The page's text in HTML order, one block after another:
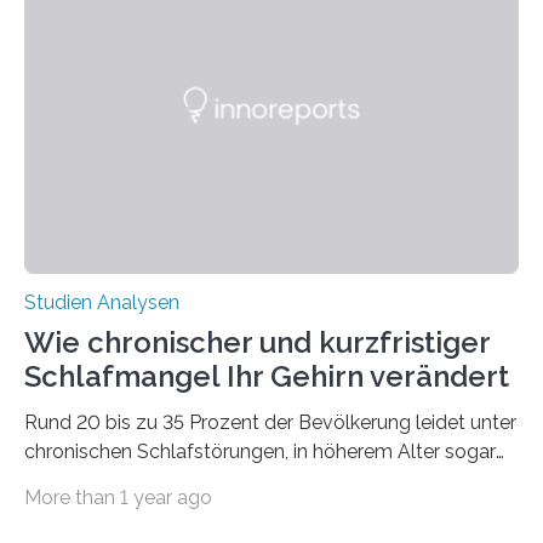
derzeitigen Verbreitungsgebiets bis zum Jahr 2100
Studien Analysen
Wie chronischer und kurzfristiger
Schlafmangel Ihr Gehirn verändert
Rund 20 bis zu 35 Prozent der Bevölkerung leidet unter
chronischen Schlafstörungen, in höherem Alter sogar
Erwachsene kennt zudem ein kurzfristiges Schlafdefizit:
More than 1 year ago